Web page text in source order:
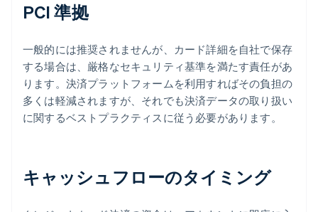
PCI 準拠
一般的には推奨されませんが、カード詳細を自社で保存
する場合は、厳格なセキュリティ基準を満たす責任があ
ります。決済プラットフォームを利用すればその負担の
多くは軽減されますが、それでも決済データの取り扱い
に関するベストプラクティスに従う必要があります。
キャッシュフローのタイミング